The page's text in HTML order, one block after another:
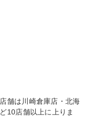
舗は川崎倉庫店・北海
10店舗以上に上りま